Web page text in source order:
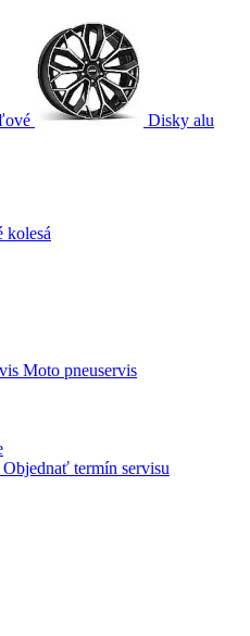
Disky alu
kolesá
Moto pneuservis
Objednať termín servisu